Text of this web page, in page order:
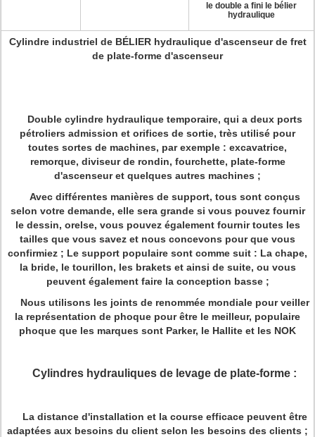
le double a fini le bélier
hydraulique
Cylindre industriel de BÉLIER hydraulique d'ascenseur de fret
de plate-forme d'ascenseur
Double cylindre hydraulique temporaire, qui a deux ports
pétroliers admission et orifices de sortie, très utilisé pour
toutes sortes de machines, par exemple : excavatrice,
remorque, diviseur de rondin, fourchette, plate-forme
d'ascenseur et quelques autres machines ;
Avec différentes manières de support, tous sont conçus
selon votre demande, elle sera grande si vous pouvez fournir
le dessin, orelse, vous pouvez également fournir toutes les
tailles que vous savez et nous concevons pour que vous
confirmiez ; Le support populaire sont comme suit : La chape,
la bride, le tourillon, les brakets et ainsi de suite, ou vous
peuvent également faire la conception basse ;
Nous utilisons les joints de renommée mondiale pour veiller
la représentation de phoque pour être le meilleur, populaire
phoque que les marques sont Parker, le Hallite et les NOK
Cylindres hydrauliques de levage de plate-forme :
La distance d'installation et la course efficace peuvent être
adaptées aux besoins du client selon les besoins des clients ;